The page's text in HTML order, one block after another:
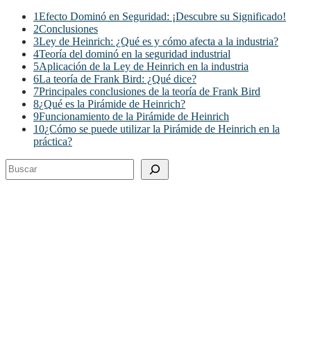
1Efecto Dominó en Seguridad: ¡Descubre su Significado!
2Conclusiones
3Ley de Heinrich: ¿Qué es y cómo afecta a la industria?
4Teoría del dominó en la seguridad industrial
5Aplicación de la Ley de Heinrich en la industria
6La teoría de Frank Bird: ¿Qué dice?
7Principales conclusiones de la teoría de Frank Bird
8¿Qué es la Pirámide de Heinrich?
9Funcionamiento de la Pirámide de Heinrich
10¿Cómo se puede utilizar la Pirámide de Heinrich en la
práctica?
Buscar